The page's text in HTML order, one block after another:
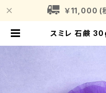
￥11,000 (
スミレ 石鹸